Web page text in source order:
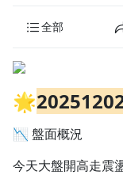
全部
🌟
📉 盤面概況
今天大盤開高走震